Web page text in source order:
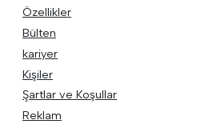
Özellikler
Bülten
kariyer
Kişiler
Şartlar ve Koşullar
Reklam